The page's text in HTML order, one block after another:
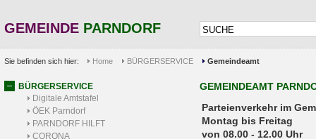
GEMEINDE PARNDORF
Sie befinden sich hier: Home BÜRGERSERVICE Gemeindeamt
BÜRGERSERVICE
Digitale Amtstafel
ÖEK Parndorf
PARNDORF HILFT
CORONA
GEMEINDEAMT
Parteienverkehr
Montag bis Freitag
von 08.00 - 12.00 Uhr